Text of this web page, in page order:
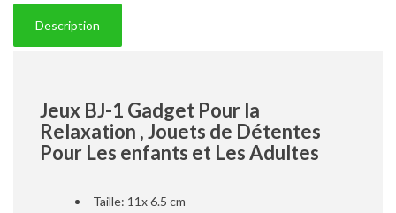
Description
Jeux BJ-1 Gadget Pour la
Relaxation , Jouets de Détentes
Pour Les enfants et Les Adultes
Taille: 11x 6.5 cm